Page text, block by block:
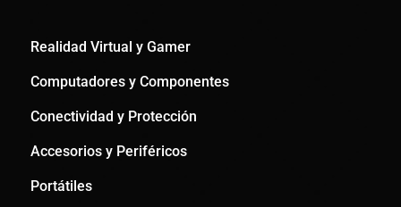
Realidad Virtual y Gamer
Computadores y Componentes
Conectividad y Protección
Accesorios y Periféricos
Portátiles